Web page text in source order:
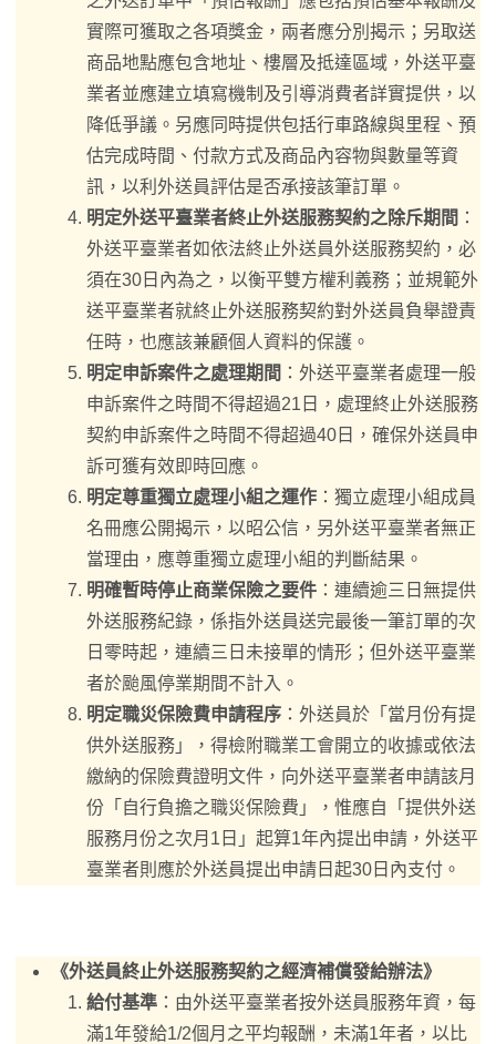
實際可獲取之各項獎金，兩者應分別揭示；另取送
商品地點應包含地址、樓層及抵達區域，外送平臺
業者並應建立填寫機制及引導消費者詳實提供，以
降低爭議。另應同時提供包括行車路線與里程、預
估完成時間、付款方式及商品內容物與數量等資
訊，以利外送員評估是否承接該筆訂單。
明定外送平臺業者終止外送服務契約之除斥期間 ：
外送平臺業者如依法終止外送員外送服務契約，必
須在30日內為之，以衡平雙方權利義務；並規範外
送平臺業者就終止外送服務契約對外送員負舉證責
任時，也應該兼顧個人資料的保護。
明定申訴案件之處理期間 ：外送平臺業者處理一般
申訴案件之時間不得超過21日，處理終止外送服務
契約申訴案件之時間不得超過40日，確保外送員申
訴可獲有效即時回應。
明定尊重獨立處理小組之運作 ：獨立處理小組成員
名冊應公開揭示，以昭公信，另外送平臺業者無正
當理由，應尊重獨立處理小組的判斷結果。
明確暫時停止商業保險之要件 ：連續逾三日無提供
外送服務紀錄，係指外送員送完最後一筆訂單的次
日零時起，連續三日未接單的情形；但外送平臺業
者於颱風停業期間不計入。
明定職災保險費申請程序 ：外送員於「當月份有提
供外送服務」，得檢附職業工會開立的收據或依法
繳納的保險費證明文件，向外送平臺業者申請該月
份「自行負擔之職災保險費」，惟應自「提供外送
服務月份之次月1日」起算1年內提出申請，外送平
臺業者則應於外送員提出申請日起30日內支付。
《外送員終止外送服務契約之經濟補償發給辦法》
給付基準 ：由外送平臺業者按外送員服務年資，每
滿1年發給1/2個月之平均報酬，未滿1年者，以比